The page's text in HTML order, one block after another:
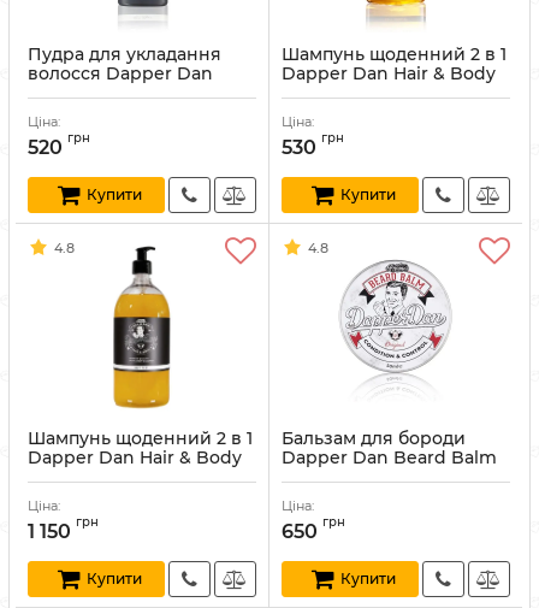
Пудра для укладання
волосся Dapper Dan
Артикул:
Ціна:
520 грн
Купити
Шампунь щоденний 2 в 1
Dapper Dan Hair & Body
Артикул:
Ціна:
530 грн
Купити
4.8
Шампунь щоденний 2 в 1
Dapper Dan Hair & Body
Артикул:
Ціна:
1 150 грн
Купити
4.8
Бальзам для бороди
Dapper Dan Beard Balm
Артикул:
Ціна:
650 грн
Купити